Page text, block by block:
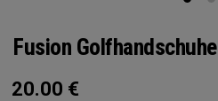
Fusion Golfhandschuhe
20.00 €